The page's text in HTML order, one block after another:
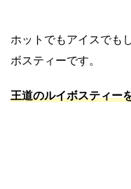
ホットでもアイスでも
ボスティーです。
王道のルイボスティー